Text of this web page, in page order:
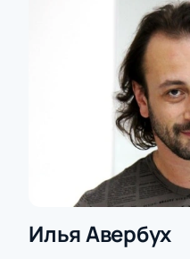
Рекомендуем
Менеджеры
места по схеме зала
Для
специальные
на представление
Билеты на фигурное
стандартные места
по телефону.
начала, стоимости и
стоимость выбранного
приобретайте билеты
Илья Авербух